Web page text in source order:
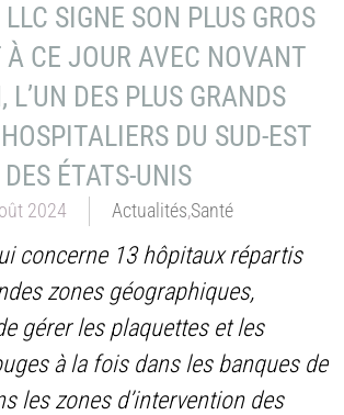
SIGNE SON PLUS GROS
À CE JOUR AVEC NOVANT
L’UN DES PLUS GRANDS
DU SUD-EST
DES ÉTATS-UNIS
2024 Actualités,Santé
concerne 13 hôpitaux répartis
zones géographiques,
gérer les plaquettes et les
à la fois dans les banques de
les zones d’intervention des